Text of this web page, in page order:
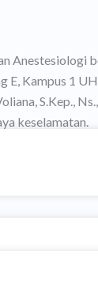
Kampus 1
S.Kep.,
keselamatan.
juga
alergi,